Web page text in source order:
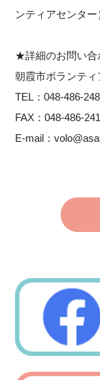
ンティアセンター
★詳細のお問い
朝霞市ボランティ
TEL：048-486-
FAX：048-486-
E-mail：